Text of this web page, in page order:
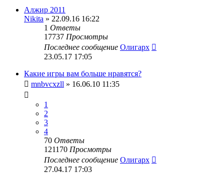
Алжир 2011
Nikita » 22.09.16 16:22
1 Ответы
17737 Просмотры
Последнее сообщение Олигарх
23.05.17 17:05
Какие игры вам больше нравятся?
mnbvcxzll » 16.06.10 11:35
1
2
3
4
70 Ответы
121170 Просмотры
Последнее сообщение Олигарх
27.04.17 17:03